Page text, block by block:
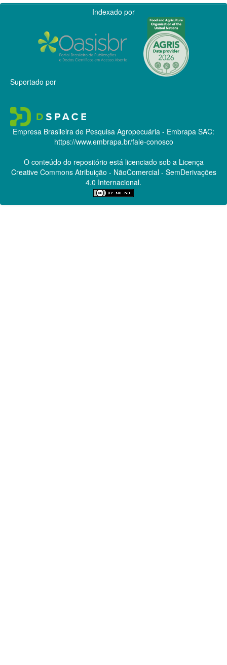
Indexado por
Suportado por
Empresa Brasileira de Pesquisa Agropecuária - Embrapa SAC:
https://www.embrapa.br/fale-conosco
O conteúdo do repositório está licenciado sob a Licença
Creative CommonsAtribuição - NãoComercial - SemDerivações
4.0 Internacional.